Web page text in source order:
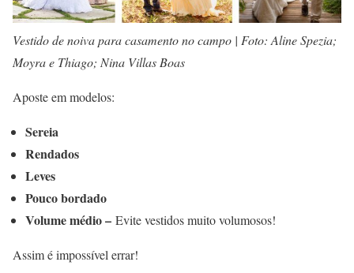
Vestido de noiva para casamento no campo | Foto: Aline Spezia;
Moyra e Thiago; Nina Villas Boas
Aposte em modelos:
Sereia
Rendados
Leves
Pouco bordado
Volume médio – Evite vestidos muito volumosos!
Assim é impossível errar!